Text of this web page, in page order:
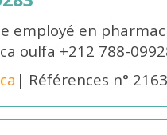
employé en
oulfa +212 788-
| Références n°